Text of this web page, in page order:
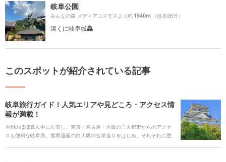
岐阜公園
みんなの森 メディアコスモスより約1540m （徒歩26分）
遠くに岐阜城🏯
このスポットが紹介されている記事
岐阜旅行ガイド！人気エリアや見どころ・アクセス情
報が満載！
本州のほぼ真ん中に位置し、東京・名古屋・大阪の三大都市からのアクセ
スも便利な岐阜県。世界遺産の白川郷の合掌造りをはじめ、それぞれに歴